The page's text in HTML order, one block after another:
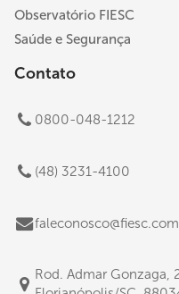
Observatório FIESC
Saúde e Segurança
Contato
0800-048-1212
(48) 3231-4100
Rod. Admar Gonzaga,